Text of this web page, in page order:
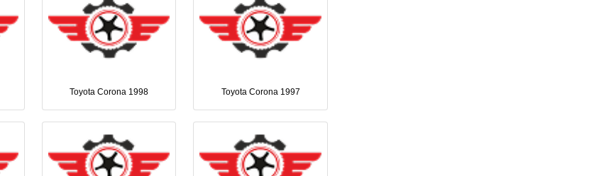
Toyota Corona 1997
Toyota Corona 1998